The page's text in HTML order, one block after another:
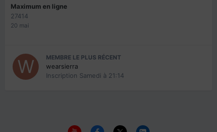
Maximum en ligne
27414
20 mai
MEMBRE LE PLUS RÉCENT
wearsierra
Inscription Samedi à 21:14